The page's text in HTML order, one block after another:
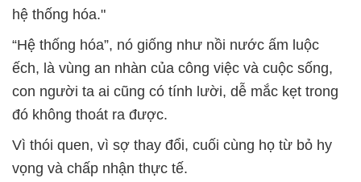
hệ thống hóa."
“Hệ thống hóa”, nó giống như nồi nước ấm luộc
ếch, là vùng an nhàn của công việc và cuộc sống,
con người ta ai cũng có tính lười, dễ mắc kẹt trong
đó không thoát ra được.
Vì thói quen, vì sợ thay đổi, cuối cùng họ từ bỏ hy
vọng và chấp nhận thực tế.